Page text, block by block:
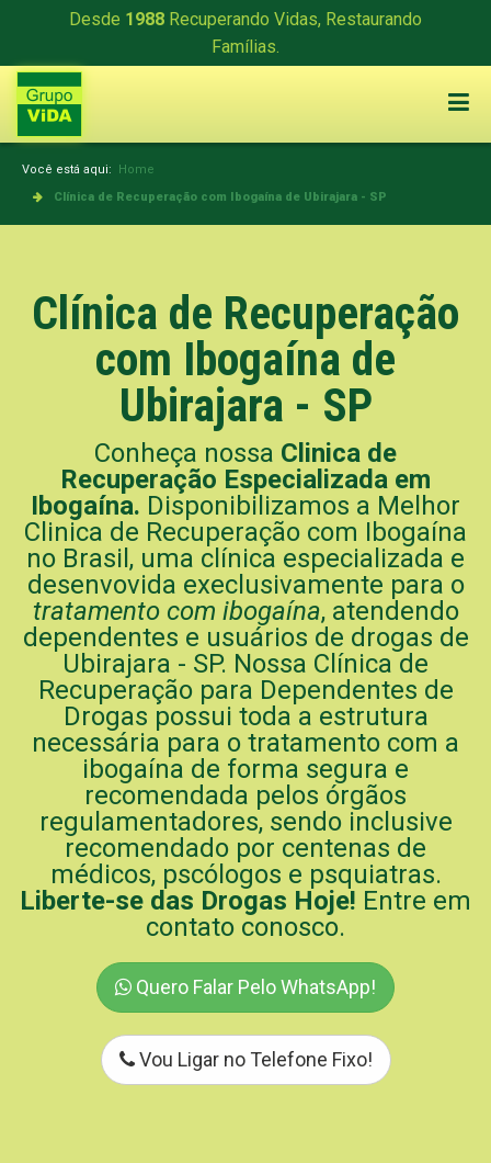
Desde 1988 Recuperando Vidas, Restaurando
Famílias.
Você está aqui: Home
Clínica de Recuperação com Ibogaína de Ubirajara - SP
Clínica de Recuperação
com Ibogaína de
Ubirajara - SP
Conheça nossa Clinica de
Recuperação Especializada em
Ibogaína. Disponibilizamos a Melhor
Clinica de Recuperação com Ibogaína
no Brasil, uma clínica especializada e
desenvovida execlusivamente para o
tratamento com ibogaína, atendendo
dependentes e usuários de drogas de
Ubirajara - SP. Nossa Clínica de
Recuperação para Dependentes de
Drogas possui toda a estrutura
necessária para o tratamento com a
ibogaína de forma segura e
recomendada pelos órgãos
regulamentadores, sendo inclusive
recomendado por centenas de
médicos, pscólogos e psquiatras.
Liberte-se das Drogas Hoje! Entre em
contato conosco.
Quero Falar Pelo WhatsApp!
Vou Ligar no Telefone Fixo!